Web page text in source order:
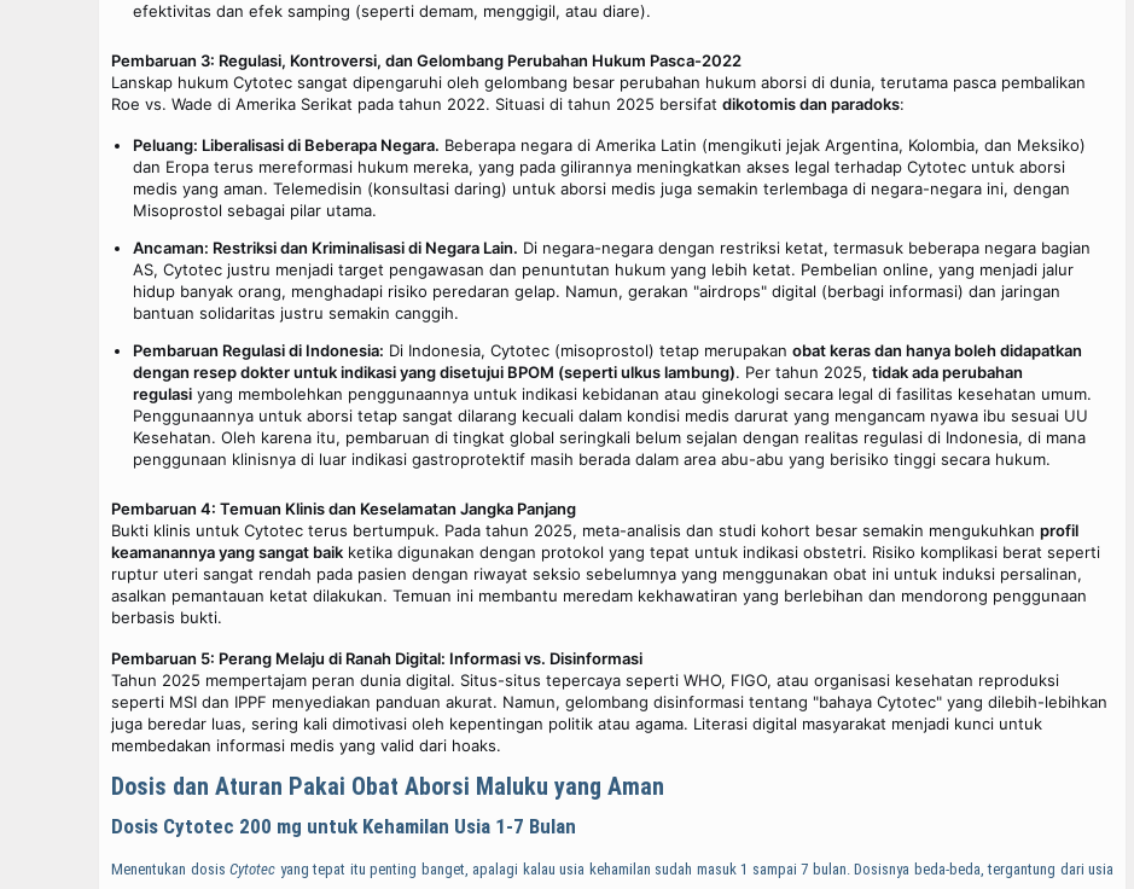
efektivitas dan efek samping (seperti demam, menggigil, atau diare).
Pembaruan 3: Regulasi, Kontroversi, dan Gelombang Perubahan Hukum Pasca-2022
Lanskap hukum Cytotec sangat dipengaruhi oleh gelombang besar perubahan hukum aborsi di dunia, terutama pasca pembalikan
Roe vs. Wade di Amerika Serikat pada tahun 2022. Situasi di tahun 2025 bersifat dikotomis dan paradoks:
Peluang: Liberalisasi di Beberapa Negara. Beberapa negara di Amerika Latin (mengikuti jejak Argentina, Kolombia, dan Meksiko)
dan Eropa terus mereformasi hukum mereka, yang pada gilirannya meningkatkan akses legal terhadap Cytotec untuk aborsi
medis yang aman. Telemedisin (konsultasi daring) untuk aborsi medis juga semakin terlembaga di negara-negara ini, dengan
Misoprostol sebagai pilar utama.
Ancaman: Restriksi dan Kriminalisasi di Negara Lain. Di negara-negara dengan restriksi ketat, termasuk beberapa negara bagian
AS, Cytotec justru menjadi target pengawasan dan penuntutan hukum yang lebih ketat. Pembelian online, yang menjadi jalur
hidup banyak orang, menghadapi risiko peredaran gelap. Namun, gerakan "airdrops" digital (berbagi informasi) dan jaringan
bantuan solidaritas justru semakin canggih.
Pembaruan Regulasi di Indonesia: Di Indonesia, Cytotec (misoprostol) tetap merupakan obat keras dan hanya boleh didapatkan
dengan resep dokter untuk indikasi yang disetujui BPOM (seperti ulkus lambung). Per tahun 2025, tidak ada perubahan
regulasi yang membolehkan penggunaannya untuk indikasi kebidanan atau ginekologi secara legal di fasilitas kesehatan umum.
Penggunaannya untuk aborsi tetap sangat dilarang kecuali dalam kondisi medis darurat yang mengancam nyawa ibu sesuai UU
Kesehatan. Oleh karena itu, pembaruan di tingkat global seringkali belum sejalan dengan realitas regulasi di Indonesia, di mana
penggunaan klinisnya di luar indikasi gastroprotektif masih berada dalam area abu-abu yang berisiko tinggi secara hukum.
Pembaruan 4: Temuan Klinis dan Keselamatan Jangka Panjang
Bukti klinis untuk Cytotec terus bertumpuk. Pada tahun 2025, meta-analisis dan studi kohort besar semakin mengukuhkan profil
keamanannya yang sangat baik ketika digunakan dengan protokol yang tepat untuk indikasi obstetri. Risiko komplikasi berat seperti
ruptur uteri sangat rendah pada pasien dengan riwayat seksio sebelumnya yang menggunakan obat ini untuk induksi persalinan,
asalkan pemantauan ketat dilakukan. Temuan ini membantu meredam kekhawatiran yang berlebihan dan mendorong penggunaan
berbasis bukti.
Pembaruan 5: Perang Melaju di Ranah Digital: Informasi vs. Disinformasi
Tahun 2025 mempertajam peran dunia digital. Situs-situs tepercaya seperti WHO, FIGO, atau organisasi kesehatan reproduksi
seperti MSI dan IPPF menyediakan panduan akurat. Namun, gelombang disinformasi tentang "bahaya Cytotec" yang dilebih-lebihkan
juga beredar luas, sering kali dimotivasi oleh kepentingan politik atau agama. Literasi digital masyarakat menjadi kunci untuk
membedakan informasi medis yang valid dari hoaks.
Dosis dan Aturan Pakai Obat Aborsi Maluku yang Aman
Dosis Cytotec 200 mg untuk Kehamilan Usia 1-7 Bulan
Menentukan dosis Cytotec yang tepat itu penting banget, apalagi kalau usia kehamilan sudah masuk 1 sampai 7 bulan. Dosisnya beda-beda, tergantung dari usia